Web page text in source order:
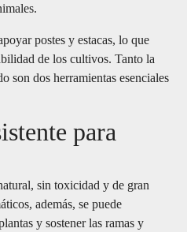
postes y estacas, lo que
de los cultivos. Tanto la
son dos herramientas esenciales
para
sin toxicidad y de gran
además, se puede
y sostener las ramas y